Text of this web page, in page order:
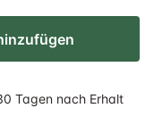
Tagen nach Erhalt